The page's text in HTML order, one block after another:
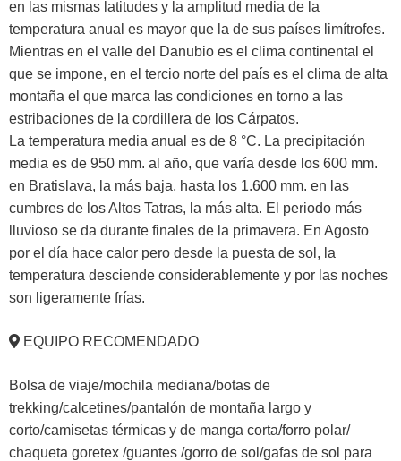
en las mismas latitudes y la amplitud media de la
temperatura anual es mayor que la de sus países limítrofes.
Mientras en el valle del Danubio es el clima continental el
que se impone, en el tercio norte del país es el clima de alta
montaña el que marca las condiciones en torno a las
estribaciones de la cordillera de los Cárpatos.
La temperatura media anual es de 8 °C. La precipitación
media es de 950 mm. al año, que varía desde los 600 mm.
en Bratislava, la más baja, hasta los 1.600 mm. en las
cumbres de los Altos Tatras, la más alta. El periodo más
lluvioso se da durante finales de la primavera. En Agosto
por el día hace calor pero desde la puesta de sol, la
temperatura desciende considerablemente y por las noches
son ligeramente frías.
EQUIPO RECOMENDADO
Bolsa de viaje/mochila mediana/botas de
trekking/calcetines/pantalón de montaña largo y
corto/camisetas térmicas y de manga corta/forro polar/
chaqueta goretex /guantes /gorro de sol/gafas de sol para